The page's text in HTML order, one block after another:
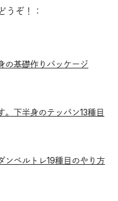
うぞ！：
の基礎作りパッケージ
。下半身のテッパン13種目
ンベルトレ19種目のやり方